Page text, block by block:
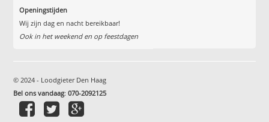
Openingstijden
Wij zijn dag en nacht bereikbaar!
Ook in het weekend en op feestdagen
© 2024 - Loodgieter Den Haag
Bel ons vandaag:070-2092125